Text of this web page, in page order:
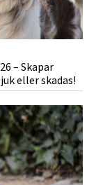
– Skapar
eller skadas!